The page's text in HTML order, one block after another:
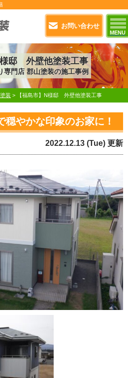
お問い合わせ
MENU
様邸 外壁他塗装工事
専門店 郡山塗装の施工事例
装 > 【福島市】N様邸 外壁他塗装工事
穏やかな印象のお家に！
2022.12.13 (Tue) 更新